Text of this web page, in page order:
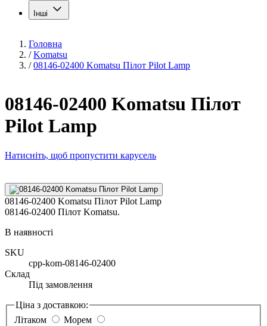
Інші
Головна
/ Komatsu
/ 08146-02400 Komatsu Пілот Pilot Lamp
08146-02400 Komatsu Пілот
Pilot Lamp
Натисніть, щоб пропустити карусель
08146-02400 Komatsu Пілот Pilot Lamp
08146-02400 Пілот Komatsu.
В наявності
SKU
cpp-kom-08146-02400
Склад
Під замовлення
Ціна з доставкою:
Літаком
Морем